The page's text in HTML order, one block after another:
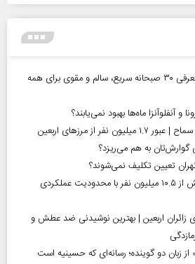
صبحانه چی درست کنم؟ معرفی ۳۰ صبحانه سریع، سالم و مقوی برای همه
و آنفلوآنزا ماه‌ها بهبود نمی‌یابند؟
گوارش‌تان به هم می‌ریزد؟
تعیین تکلیف نمی‌شوند؟
آمار معلولیت در ایران | بیش از ۱۰.۵ میلیون نفر با محدودیت عملکردی
اربعین | بهترین نوشیدنی ضد عطش و
از زبان دو گوینده؛ رسانه‌ای که حسینیه است